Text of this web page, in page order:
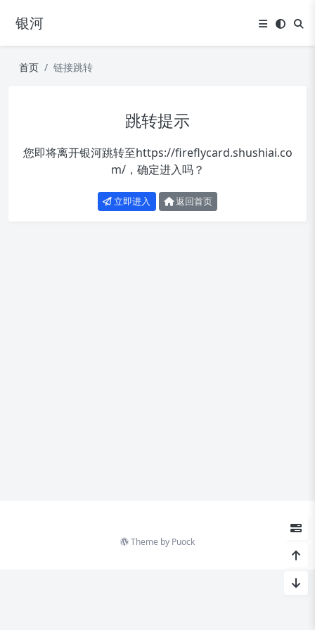
银河
首页 链接跳转
跳转提示
您即将离开银河跳转至https://fireflycard.shushiai.co
m/，确定进入吗？
立即进入 返回首页
Theme by Puock